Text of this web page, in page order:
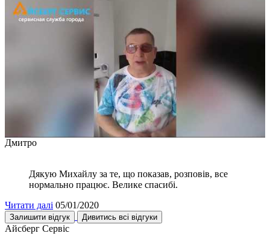
Дмитро
Дякую Михайлу за те, що показав, розповів, все
нормально працює. Велике спасибі.
Читати далі 05/01/2020
Залишити відгук Дивитись всі відгуки
Айсберг Сервіс